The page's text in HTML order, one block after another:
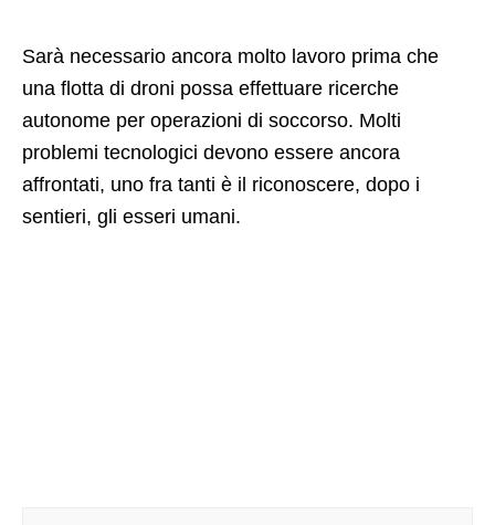
Sarà necessario ancora molto lavoro prima che
una flotta di droni possa effettuare ricerche
autonome per operazioni di soccorso. Molti
problemi tecnologici devono essere ancora
affrontati, uno fra tanti è il riconoscere, dopo i
sentieri, gli esseri umani.